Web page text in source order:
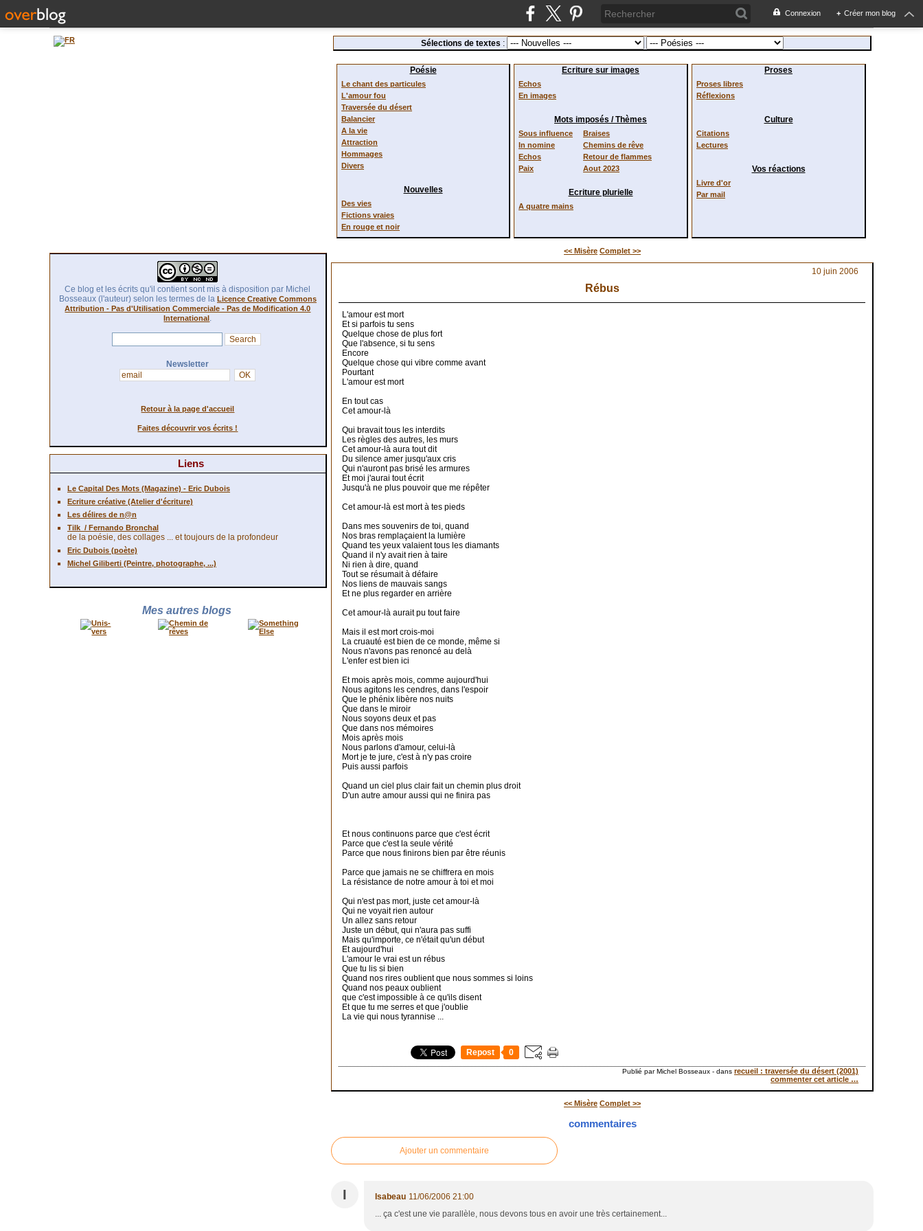
Connexion + Créer mon blog
Sélections de textes :
Poésie
Le chant des particules
L'amour fou
Traversée du désert
Balancier
A la vie
Attraction
Hommages
Divers
Nouvelles
Des vies
Fictions vraies
En rouge et noir
Ecriture sur images
Echos
En images
Mots imposés / Thèmes
Sous influence
In nomine
Echos
Paix
Braises
Chemins de rêve
Retour de flammes
Aout 2023
Ecriture plurielle
A quatre mains
Proses
Proses libres
Réflexions
Culture
Citations
Lectures
Vos réactions
Livre d'or
Par mail
Ce blog et les écrits qu'il contient sont mis à disposition par Michel
Bosseaux (l'auteur) selon les termes de la Licence Creative Commons
Attribution - Pas d'Utilisation Commerciale - Pas de Modification 4.0
International.
Newsletter
Retour à la page d'accueil
Faites découvrir vos écrits !
Liens
Le Capital Des Mots (Magazine) - Eric Dubois
Ecriture créative (Atelier d'écriture)
Les délires de n@n
Tilk / Fernando Bronchal
de la poésie, des collages ... et toujours de la profondeur
Eric Dubois (poète)
Michel Giliberti (Peintre, photographe, ...)
Mes autres blogs
<< Misère Complet >>
10 juin 2006
Rébus
L'amour est mort
Et si parfois tu sens
Quelque chose de plus fort
Que l'absence, si tu sens
Encore
Quelque chose qui vibre comme avant
Pourtant
L'amour est mort
En tout cas
Cet amour-là
Qui bravait tous les interdits
Les règles des autres, les murs
Cet amour-là aura tout dit
Du silence amer jusqu'aux cris
Qui n'auront pas brisé les armures
Et moi j'aurai tout écrit
Jusqu'à ne plus pouvoir que me répêter
Cet amour-là est mort à tes pieds
Dans mes souvenirs de toi, quand
Nos bras remplaçaient la lumière
Quand tes yeux valaient tous les diamants
Quand il n'y avait rien à taire
Ni rien à dire, quand
Tout se résumait à défaire
Nos liens de mauvais sangs
Et ne plus regarder en arrière
Cet amour-là aurait pu tout faire
Mais il est mort crois-moi
La cruauté est bien de ce monde, même si
Nous n'avons pas renoncé au delà
L'enfer est bien ici
Et mois après mois, comme aujourd'hui
Nous agitons les cendres, dans l'espoir
Que le phénix libère nos nuits
Que dans le miroir
Nous soyons deux et pas
Que dans nos mémoires
Mois après mois
Nous parlons d'amour, celui-là
Mort je te jure, c'est à n'y pas croire
Puis aussi parfois
Quand un ciel plus clair fait un chemin plus droit
D'un autre amour aussi qui ne finira pas
Et nous continuons parce que c'est écrit
Parce que c'est la seule vérité
Parce que nous finirons bien par être réunis
Parce que jamais ne se chiffrera en mois
La résistance de notre amour à toi et moi
Qui n'est pas mort, juste cet amour-là
Qui ne voyait rien autour
Un allez sans retour
Juste un début, qui n'aura pas suffi
Mais qu'importe, ce n'était qu'un début
Et aujourd'hui
L'amour le vrai est un rébus
Que tu lis si bien
Quand nos rires oublient que nous sommes si loins
Quand nos peaux oublient
que c'est impossible à ce qu'ils disent
Et que tu me serres et que j'oublie
La vie qui nous tyrannise ...
Repost 0
Publié par Michel Bosseaux - dans recueil : traversée du désert (2001)
commenter cet article …
<< Misère Complet >>
commentaires
Ajouter un commentaire
I Isabeau 11/06/2006 21:00
... ça c'est une vie parallèle, nous devons tous en avoir une très certainement...